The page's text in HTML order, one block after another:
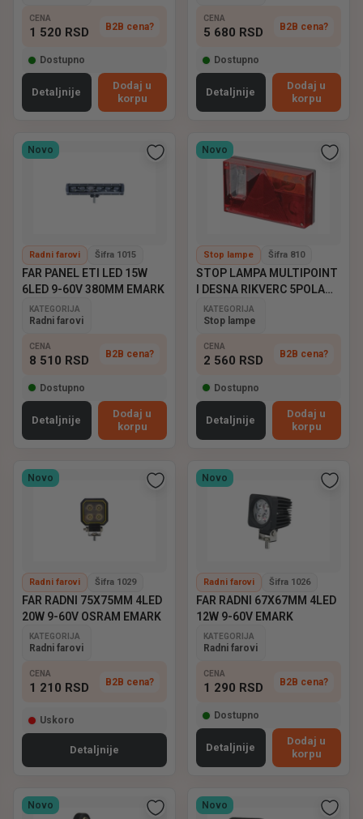
CENA
1 520 RSD B2B cena?
Dostupno
Detaljnije
Dodaj u
korpu
CENA
5 680 RSD B2B cena?
Dostupno
Detaljnije
Dodaj u
korpu
Novo
Radni farovi Šifra 1015
FAR PANEL ETI LED 15W
6LED 9-60V 380MM EMARK
KATEGORIJA
Radni farovi
CENA
8 510 RSD B2B cena?
Dostupno
Detaljnije
Dodaj u
korpu
Novo
Stop lampe Šifra 810
STOP LAMPA MULTIPOINT
I DESNA RIKVERC 5POLA
ASPOCK
KATEGORIJA
Stop lampe
CENA
2 560 RSD B2B cena?
Dostupno
Detaljnije
Dodaj u
korpu
Novo
Radni farovi Šifra 1029
FAR RADNI 75X75MM 4LED
20W 9-60V OSRAM EMARK
KATEGORIJA
Radni farovi
CENA
1 210 RSD B2B cena?
Uskoro
Detaljnije
Novo
Radni farovi Šifra 1026
FAR RADNI 67X67MM 4LED
12W 9-60V EMARK
KATEGORIJA
Radni farovi
CENA
1 290 RSD B2B cena?
Dostupno
Detaljnije
Dodaj u
korpu
Novo Novo